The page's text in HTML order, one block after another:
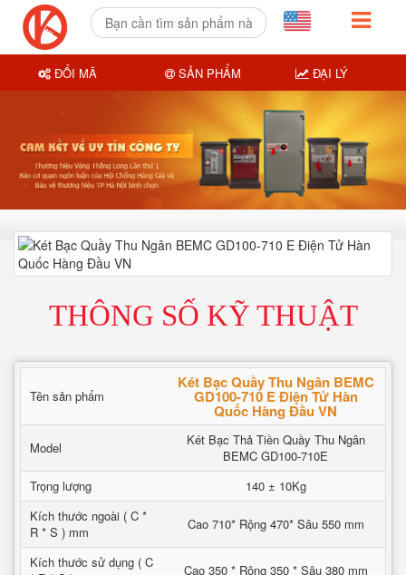
THÔNG SỐ KỸ THUẬT
Tên sản phẩm
Két Bạc Quầy Thu Ngân BEMC
GD100-710 E Điện Tử Hàn
Quốc Hàng Đầu VN
Model
Két Bạc Thả Tiền Quầy Thu Ngân
BEMC GD100-710E
Trọng lượng
140 ± 10Kg
Kích thước ngoài ( C *
R * S ) mm
Cao 710* Rộng 470* Sâu 550 mm
Kích thước sử dụng ( C
Cao 350 * Rộng 350 * Sâu 380 mm
ĐỔI MÃ SẢN PHẨM ĐẠI LÝ